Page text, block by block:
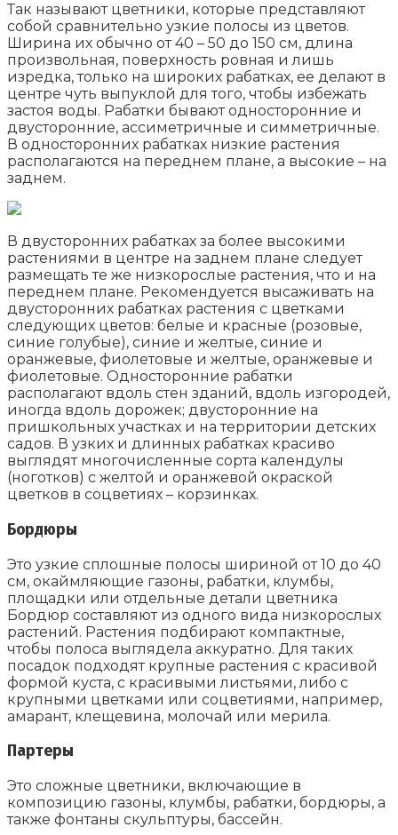
Так называют цветники, которые представляют
собой сравнительно узкие полосы из цветов.
Ширина их обычно от 40 – 50 до 150 см, длина
произвольная, поверхность ровная и лишь
изредка, только на широких рабатках, ее делают в
центре чуть выпуклой для того, чтобы избежать
застоя воды. Рабатки бывают односторонние и
двусторонние, ассиметричные и симметричные.
В односторонних рабатках низкие растения
располагаются на переднем плане, а высокие – на
заднем.
В двусторонних рабатках за более высокими
растениями в центре на заднем плане следует
размещать те же низкорослые растения, что и на
переднем плане. Рекомендуется высаживать на
двусторонних рабатках растения с цветками
следующих цветов: белые и красные (розовые,
синие голубые), синие и желтые, синие и
оранжевые, фиолетовые и желтые, оранжевые и
фиолетовые. Односторонние рабатки
располагают вдоль стен зданий, вдоль изгородей,
иногда вдоль дорожек; двусторонние на
пришкольных участках и на территории детских
садов. В узких и длинных рабатках красиво
выглядят многочисленные сорта календулы
(ноготков) с желтой и оранжевой окраской
цветков в соцветиях – корзинках.
Бордюры
Это узкие сплошные полосы шириной от 10 до 40
см, окаймляющие газоны, рабатки, клумбы,
площадки или отдельные детали цветника
Бордюр составляют из одного вида низкорослых
растений. Растения подбирают компактные,
чтобы полоса выглядела аккуратно. Для таких
посадок подходят крупные растения с красивой
формой куста, с красивыми листьями, либо с
крупными цветками или соцветиями, например,
амарант, клещевина, молочай или мерила.
Партеры
Это сложные цветники, включающие в
композицию газоны, клумбы, рабатки, бордюры, а
также фонтаны скульптуры, бассейн.